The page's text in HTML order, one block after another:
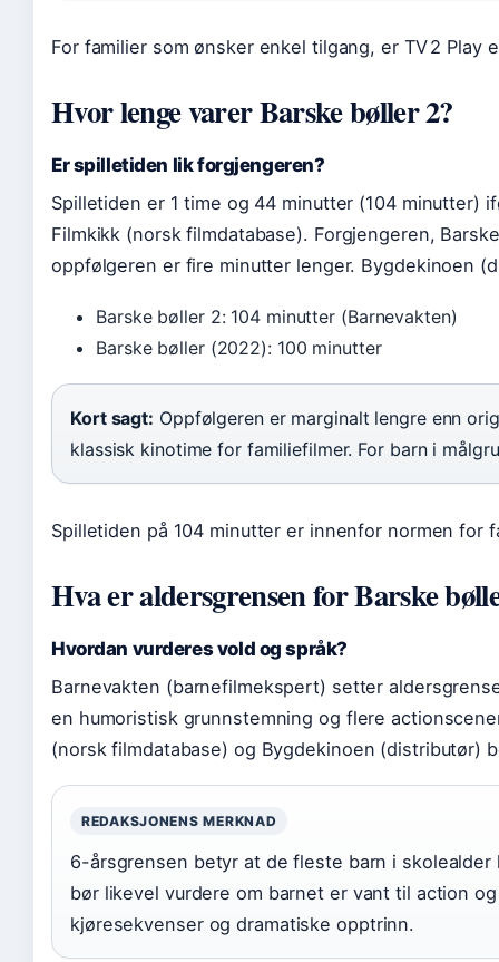
For familier som ønsker enkel tilgang, er TV 2 Play
Hvor lenge varer Barske bøller 2?
Er spilletiden lik forgjengeren?
Spilletiden er 1 time og 44 minutter (104 minutter)
Filmkikk (norsk filmdatabase). Forgjengeren,
oppfølgeren er fire minutter lenger. Bygdekinoen
Barske bøller 2: 104 minutter (Barnevakten)
Barske bøller (2022): 100 minutter
Kort sagt: Oppfølgeren er marginalt lengre enn
klassisk kinotime for familiefilmer. For barn i
Spilletiden på 104 minutter er innenfor normen for
Hva er aldersgrensen for Barske
Hvordan vurderes vold og språk?
Barnevakten (barnefilmekspert) setter
en humoristisk grunnstemning og flere
(norsk filmdatabase) og Bygdekinoen (distributør)
REDAKSJONENS MERKNAD
6-årsgrensen betyr at de fleste barn i
bør likevel vurdere om barnet er vant til action
kjøresekvenser og dramatiske opptrinn.